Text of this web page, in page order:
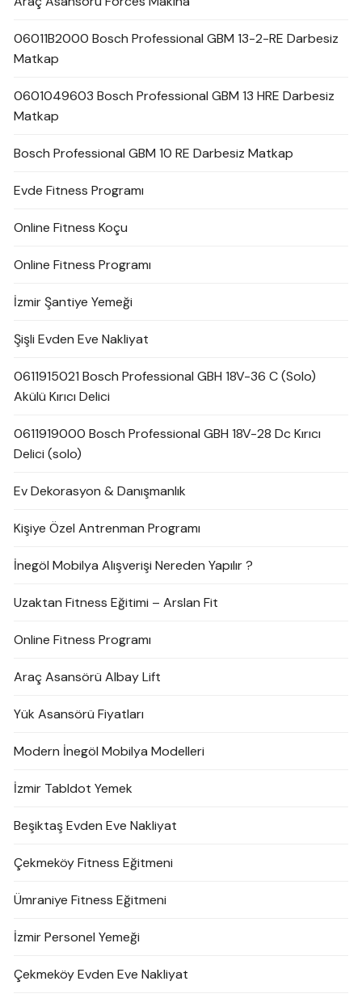
06011B2000 Bosch Professional GBM 13-2-RE Darbesiz
Matkap
0601049603 Bosch Professional GBM 13 HRE Darbesiz
Matkap
Bosch Professional GBM 10 RE Darbesiz Matkap
Evde Fitness Programı
Online Fitness Koçu
Online Fitness Programı
İzmir Şantiye Yemeği
Şişli Evden Eve Nakliyat
0611915021 Bosch Professional GBH 18V-36 C (Solo)
Akülü Kırıcı Delici
0611919000 Bosch Professional GBH 18V-28 Dc Kırıcı
Delici (solo)
Ev Dekorasyon & Danışmanlık
Kişiye Özel Antrenman Programı
İnegöl Mobilya Alışverişi Nereden Yapılır ?
Uzaktan Fitness Eğitimi – Arslan Fit
Online Fitness Programı
Araç Asansörü Albay Lift
Yük Asansörü Fiyatları
Modern İnegöl Mobilya Modelleri
İzmir Tabldot Yemek
Beşiktaş Evden Eve Nakliyat
Çekmeköy Fitness Eğitmeni
Ümraniye Fitness Eğitmeni
İzmir Personel Yemeği
Çekmeköy Evden Eve Nakliyat